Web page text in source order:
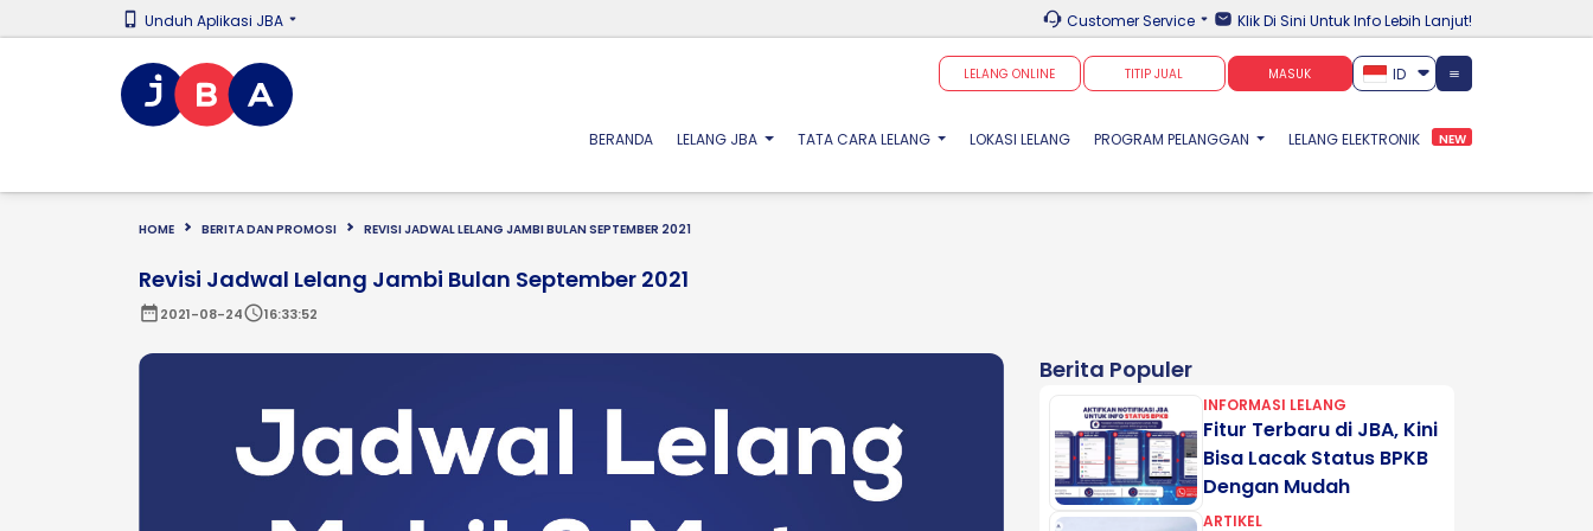
Unduh Aplikasi JBA Customer Service Klik Di Sini Untuk Info Lebih Lanjut!
LELANG ONLINE TITIP JUAL MASUK ID
BERANDA(CURRENT)
LELANG JBA TATA CARA LELANG LOKASI LELANG PROGRAM PELANGGAN LELANG ELEKTRONIK NEW
HOME BERITA DAN PROMOSI REVISI JADWAL LELANG JAMBI BULAN SEPTEMBER 2021
Revisi Jadwal Lelang Jambi Bulan September 2021
date_range2021-08-24schedule16:33:52
Berita Populer
INFORMASI LELANG
Fitur Terbaru di JBA, Kini
Bisa Lacak Status BPKB
Dengan Mudah
ARTIKEL